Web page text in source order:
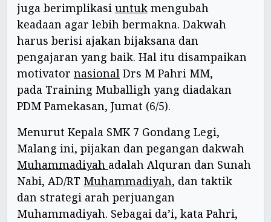
juga berimplikasi untuk mengubah
keadaan agar lebih bermakna. Dakwah
harus berisi ajakan bijaksana dan
pengajaran yang baik. Hal itu disampaikan
motivator nasional Drs M Pahri MM,
pada Training Muballigh yang diadakan
PDM Pamekasan, Jumat (6/5).
Menurut Kepala SMK 7 Gondang Legi,
Malang ini, pijakan dan pegangan dakwah
Muhammadiyah adalah Alquran dan Sunah
Nabi, AD/RT Muhammadiyah, dan taktik
dan strategi arah perjuangan
Muhammadiyah. Sebagai da’i, kata Pahri,